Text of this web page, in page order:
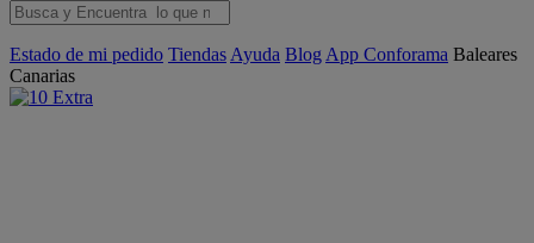
Estado de mi pedido Tiendas Ayuda Blog App Conforama Baleares
Canarias